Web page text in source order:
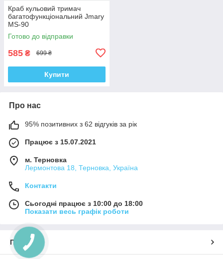
Краб кульовий тримач
багатофункціональний Jmary
MS-90
Готово до відправки
585 ₴ 699 ₴
Купити
Про нас
95% позитивних з 62 відгуків за рік
Працює з 15.07.2021
м. Терновка
Лермонтова 18, Терновка, Україна
Контакти
Сьогодні працює з 10:00 до 18:00
Показати весь графік роботи
Про нас